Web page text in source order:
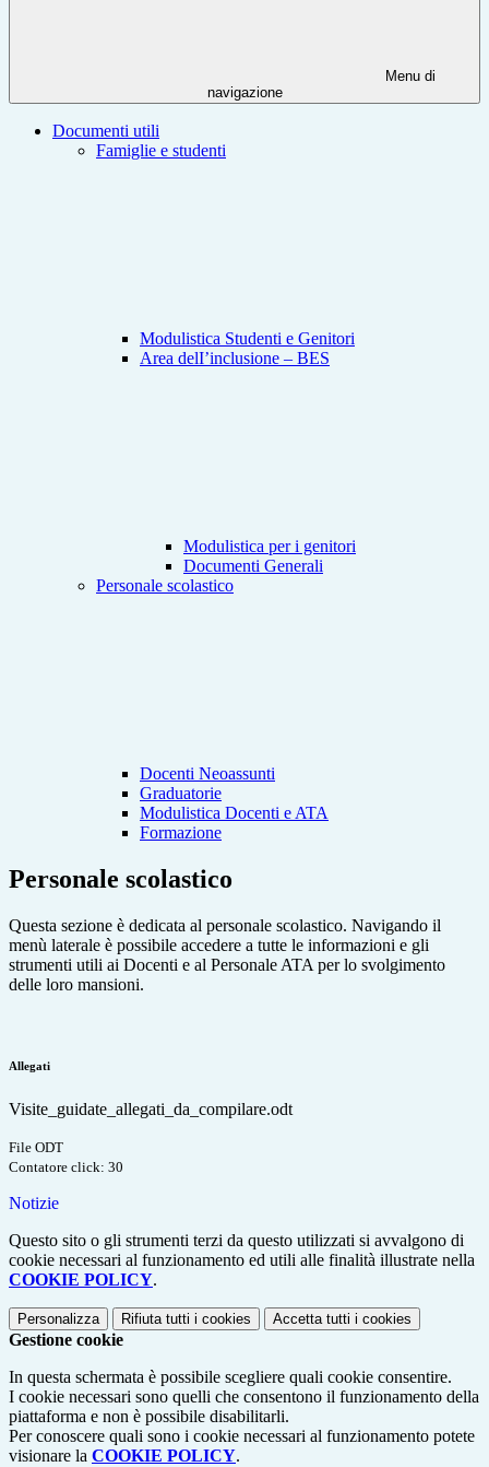
Menu di
navigazione
Documenti utili
Famiglie e studenti
Modulistica Studenti e Genitori
Area delI’inclusione – BES
Modulistica per i genitori
Documenti Generali
Personale scolastico
Docenti Neoassunti
Graduatorie
Modulistica Docenti e ATA
Formazione
Personale scolastico
Questa sezione è dedicata al personale scolastico. Navigando il
menù laterale è possibile accedere a tutte le informazioni e gli
strumenti utili ai Docenti e al Personale ATA per lo svolgimento
delle loro mansioni.
Allegati
Visite_guidate_allegati_da_compilare.odt
File ODT
Contatore click: 30
Notizie
Questo sito o gli strumenti terzi da questo utilizzati si avvalgono di
cookie necessari al funzionamento ed utili alle finalità illustrate nella
COOKIE POLICY.
Personalizza Rifiuta tutti i cookies Accetta tutti i cookies
Gestione cookie
In questa schermata è possibile scegliere quali cookie consentire.
I cookie necessari sono quelli che consentono il funzionamento della
piattaforma e non è possibile disabilitarli.
Per conoscere quali sono i cookie necessari al funzionamento potete
visionare la COOKIE POLICY.